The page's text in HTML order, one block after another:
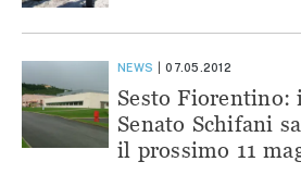
NEWS 07.05.2012
Sesto Fiorentino:
Senato Schifani
il prossimo 11